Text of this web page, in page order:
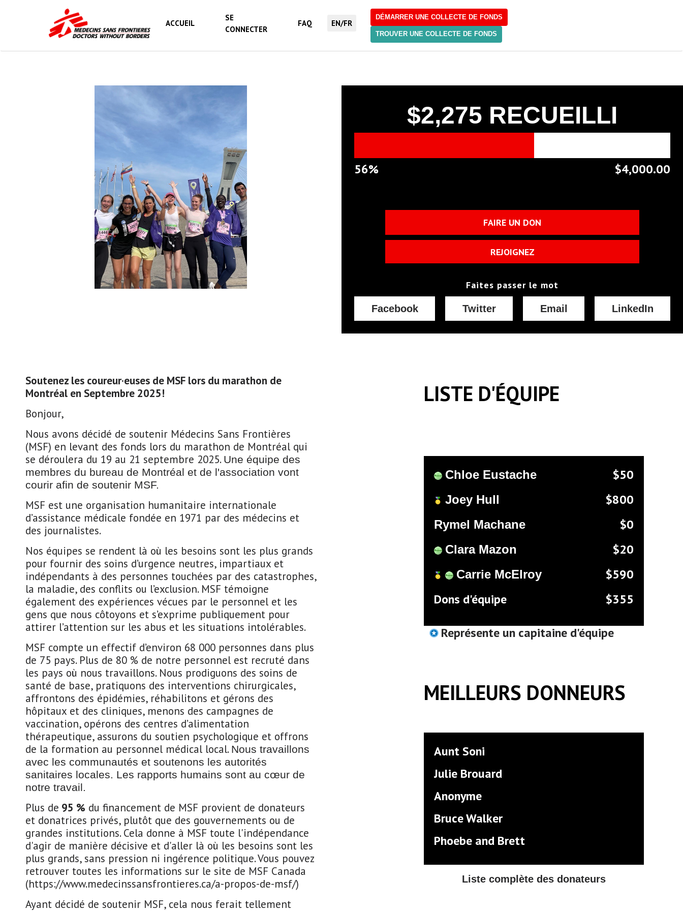
ACCUEIL
SE
CONNECTER
FAQ EN/FR
DÉMARRER UNE COLLECTE DE FONDS
TROUVER UNE COLLECTE DE FONDS
$2,275 RECUEILLI
56% $4,000.00
FAIRE UN DON
REJOIGNEZ
Faites passer le mot
Facebook Twitter Email LinkedIn
Soutenez les coureur·euses de MSF lors du marathon de
Montréal en Septembre 2025!
Bonjour,
Nous avons décidé de soutenir Médecins Sans Frontières
(MSF) en levant des fonds lors du marathon de Montréal qui
se déroulera du 19 au 21 septembre 2025. Une équipe des
membres du bureau de Montréal et de l'association vont
courir afin de soutenir MSF.
MSF est une organisation humanitaire internationale
d’assistance médicale fondée en 1971 par des médecins et
des journalistes.
Nos équipes se rendent là où les besoins sont les plus grands
pour fournir des soins d’urgence neutres, impartiaux et
indépendants à des personnes touchées par des catastrophes,
la maladie, des conflits ou l’exclusion. MSF témoigne
également des expériences vécues par le personnel et les
gens que nous côtoyons et s’exprime publiquement pour
attirer l’attention sur les abus et les situations intolérables.
MSF compte un effectif d’environ 68 000 personnes dans plus
de 75 pays. Plus de 80 % de notre personnel est recruté dans
les pays où nous travaillons. Nous prodiguons des soins de
santé de base, pratiquons des interventions chirurgicales,
affrontons des épidémies, réhabilitons et gérons des
hôpitaux et des cliniques, menons des campagnes de
vaccination, opérons des centres d’alimentation
thérapeutique, assurons du soutien psychologique et offrons
de la formation au personnel médical local. Nous travaillons
avec les communautés et soutenons les autorités
sanitaires locales. Les rapports humains sont au cœur de
notre travail.
Plus de 95 % du financement de MSF provient de donateurs
et donatrices privés, plutôt que des gouvernements ou de
grandes institutions. Cela donne à MSF toute l'indépendance
d'agir de manière décisive et d'aller là où les besoins sont les
plus grands, sans pression ni ingérence politique. Vous pouvez
retrouver toutes les informations sur le site de MSF Canada
(https://www.medecinssansfrontieres.ca/a-propos-de-msf/)
Ayant décidé de soutenir MSF, cela nous ferait tellement
LISTE D'ÉQUIPE
Chloe Eustache $50
Joey Hull $800
Rymel Machane $0
Clara Mazon $20
Carrie McElroy
$590
Dons d'équipe
$355
Représente un capitaine d'équipe
MEILLEURS DONNEURS
Aunt Soni
Julie Brouard
Anonyme
Bruce Walker
Phoebe and Brett
Liste complète des donateurs